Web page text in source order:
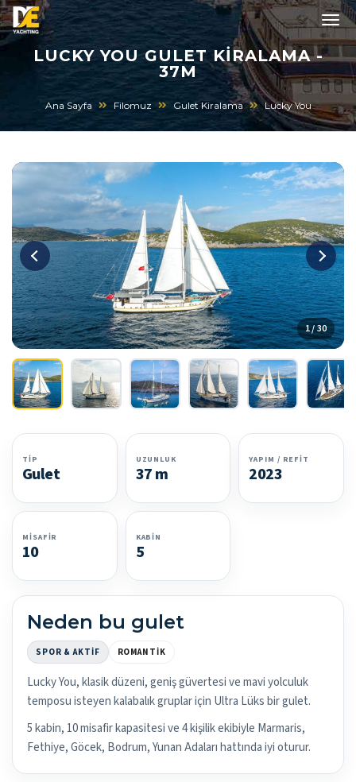
LUCKY YOU GULET KIRALAMA -
37M
Ana Sayfa Filomuz Gulet Kiralama Lucky You
1 / 30
TIP
Gulet
UZUNLUK
37 m
YAPIM / REFIT
2023
MISAFIR
10
KABIN
5
Neden bu gulet
SPOR & AKTIF ROMANTIK
Lucky You, klasik düzeni, geniş güvertesi ve mavi yolculuk
temposu isteyen kalabalık gruplar için Ultra Lüks bir gulet.
5 kabin, 10 misafir kapasitesi ve 4 kişilik ekibiyle Marmaris,
Fethiye, Göcek, Bodrum, Yunan Adaları hattında iyi oturur.